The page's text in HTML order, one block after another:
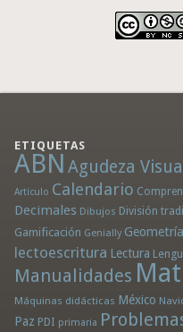
ETIQUETAS
ABN Agudeza Visual
Artículo Calendario
Decimales Dibujos División
Gamificación Genially Geometría
lectoescritura Lectura
Manualidades
Máquinas didácticas México
Paz PDI primaria